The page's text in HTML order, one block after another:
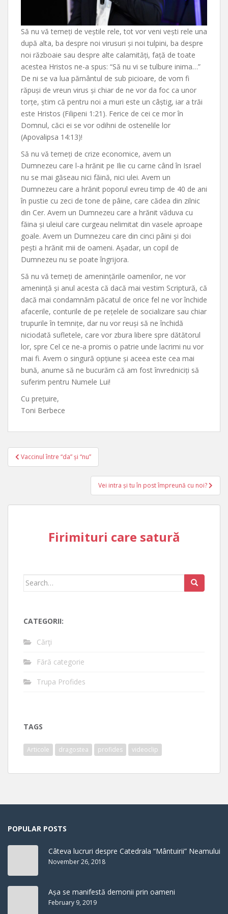
Să nu vă temeți de veștile rele, tot vor veni vești rele una
după alta, ba despre noi virusuri și noi tulpini, ba despre
noi războaie sau despre alte calamități, față de toate
acestea Hristos ne-a spus: “Să nu vi se tulbure inima…”
De ni se va lua pământul de sub picioare, de vom fi
răpuși de vreun virus și chiar de ne vor da foc ca unor
torțe, știm că pentru noi a muri este un câștig, iar a trăi
este Hristos (Filipeni 1:21). Ferice de cei ce mor în
Domnul, căci ei se vor odihni de ostenelile lor
(Apovalipsa 14:13)!
Să nu vă temeți de crize economice, avem un
Dumnezeu care l-a hrănit pe Ilie cu carne când în Israel
nu se mai găseau nici făină, nici ulei. Avem un
Dumnezeu care a hrănit poporul evreu timp de 40 de ani
în pustie cu zeci de tone de pâine, care cădea din zilnic
din Cer. Avem un Dumnezeu care a hrănit văduva cu
făina și uleiul care curgeau nelimitat din vasele aproape
goale. Avem un Dumnezeu care din cinci pâini și doi
pești a hrănit mii de oameni. Așadar, un copil de
Dumnezeu nu se poate îngrijora.
Să nu vă temeți de amenințările oamenilor, ne vor
amenință și anul acesta că dacă mai vestim Scriptură, că
dacă mai condamnăm păcatul de orice fel ne vor închide
afacerile, conturile de pe rețelele de socializare sau chiar
trupurile în temnițe, dar nu vor reuși să ne închidă
niciodată sufletele, care vor zbura libere spre dătătorul
lor, spre Cel ce ne-a promis o patrie unde lacrimi nu vor
mai fi. Avem o singură opțiune și aceea este cea mai
bună, anume să ne bucurăm că am fost învredniciți să
suferim pentru Numele Lui!
Cu prețuire,
Toni Berbece
Post
navigation
Vaccinul între “da” și “nu”
Vei intra și tu în post împreună cu noi?
Firimituri care satură
Search
CATEGORII:
Cărţi
Fără categorie
Trupa Profides
TAGS
Articole dragostea profides videoclip
POPULAR POSTS
Câteva lucruri despre Catedrala “Mântuirii” Neamului
November 26, 2018
Așa se manifestă demonii prin oameni
February 9, 2019